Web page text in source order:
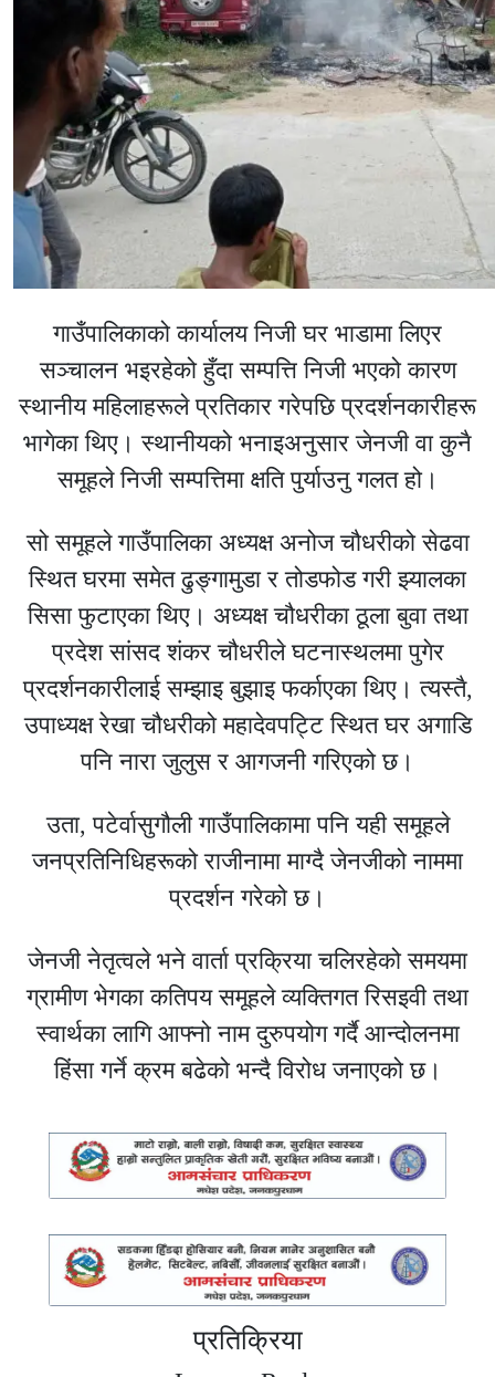
गाउँपालिकाको कार्यालय निजी घर भाडामा लिएर
सञ्चालन भइरहेको हुँदा सम्पत्ति निजी भएको कारण
स्थानीय महिलाहरूले प्रतिकार गरेपछि प्रदर्शनकारीहरू
भागेका थिए। स्थानीयको भनाइअनुसार जेनजी वा कुनै
समूहले निजी सम्पत्तिमा क्षति पुर्याउनु गलत हो।
सो समूहले गाउँपालिका अध्यक्ष अनोज चौधरीको सेढवा
स्थित घरमा समेत ढुङ्गामुडा र तोडफोड गरी झ्यालका
सिसा फुटाएका थिए। अध्यक्ष चौधरीका ठूला बुवा तथा
प्रदेश सांसद शंकर चौधरीले घटनास्थलमा पुगेर
प्रदर्शनकारीलाई सम्झाइ बुझाइ फर्काएका थिए। त्यस्तै,
उपाध्यक्ष रेखा चौधरीको महादेवपट्टि स्थित घर अगाडि
पनि नारा जुलुस र आगजनी गरिएको छ।
उता, पटेर्वासुगौली गाउँपालिकामा पनि यही समूहले
जनप्रतिनिधिहरूको राजीनामा माग्दै जेनजीको नाममा
प्रदर्शन गरेको छ।
जेनजी नेतृत्वले भने वार्ता प्रक्रिया चलिरहेको समयमा
ग्रामीण भेगका कतिपय समूहले व्यक्तिगत रिसइवी तथा
स्वार्थका लागि आफ्नो नाम दुरुपयोग गर्दै आन्दोलनमा
हिंसा गर्ने क्रम बढेको भन्दै विरोध जनाएको छ।
प्रतिक्रिया